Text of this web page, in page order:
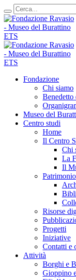
Fondazione
Chi siamo
Benedetto
Museo del
Centro studi
Home
Il Centro
Chi
La
Il
Patrimonio
Risorse
Progetti
Iniziative
Contatti e
Attività
Borghi e
Gioppino